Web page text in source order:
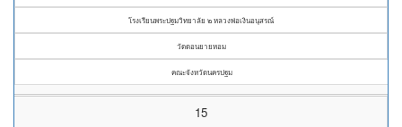
โรงเรียนพระปฐมวิทยาลัย ๒ หลวงพ่อเงินอนุสรณ์
วัดดอนยายหอม
คณะจังหวัดนครปฐม
15